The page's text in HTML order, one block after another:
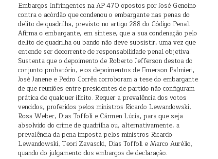
Embargos Infringentes na AP 470 opostos por José Genoino
contra o acórdão que condenou o embargante nas penas do
delito de quadrilha, previsto no artigo 288 do Código Penal.
Afirma o embargante, em síntese, que a sua condenação pelo
delito de quadrilha ou bando não deve subsistir, uma vez que
entende ser decorrente de responsabilidade penal objetiva.
Sustenta que o depoimento de Roberto Jefferson destoa do
conjunto probatório, e os depoimentos de Emerson Palmieri,
José Janene e Pedro Corrêa corroboram a tese do embargante
de que reuniões entre presidentes de partido não configuram
prática de qualquer ilícito. Requer a prevalência dos votos
vencidos, proferidos pelos ministros Ricardo Lewandowski,
Rosa Weber, Dias Toffoli e Cármen Lúcia, para que seja
absolvido do crime de quadrilha ou, alternativamente, a
prevalência da pena imposta pelos ministros Ricardo
Lewandowski, Teori Zavascki, Dias Toffoli e Marco Aurélio,
quando do julgamento dos embargos de declaração.